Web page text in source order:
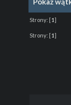
Strony: [1]
Strony: [1]